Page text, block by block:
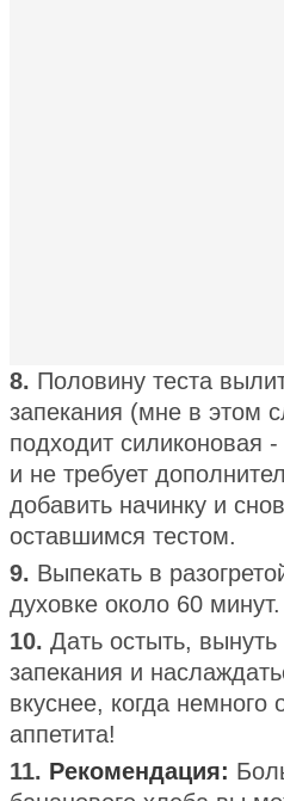
8. Половину теста
запекания (мне в этом
подходит силиконовая
и не требует
добавить начинку и
оставшимся тестом.
9. Выпекать в
духовке около 60 минут.
10. Дать остыть,
запекания и
вкуснее, когда немного
аппетита!
11. Рекомендация: